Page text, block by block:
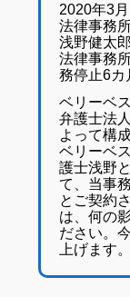
2020年3
法律事務
浅野健太
法律事務
務停止6カ
ベリーベ
弁護士法
よって構
ベリーベ
護士浅野
て、当事
とご契約
は、何の
ださい。
上げます。